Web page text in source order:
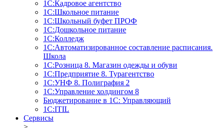
1С:Кадровое агентство
1С:Школьное питание
1С:Школьный буфет ПРОФ
1C:Дошкольное питание
1С:Колледж
1С:Автоматизированное составление расписания.
Школа
1С:Розница 8. Магазин одежды и обуви
1С:Предприятие 8. Турагентство
1С:УНФ 8. Полиграфия 2
1С:Управление холдингом 8
Бюджетирование в 1С: Управляющий
1С:ITIL
Сервисы